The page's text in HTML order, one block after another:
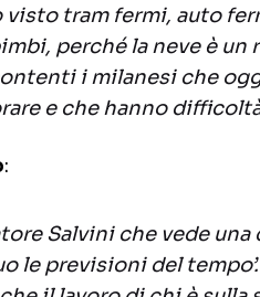
tram fermi, auto
perché la neve è un
i milanesi che
e che hanno
:
Salvini che vede una
le previsioni del